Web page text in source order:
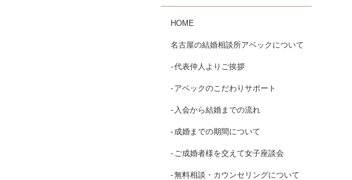
HOME
名古屋の結婚相談所アベックについて
代表仲人よりご挨拶
アベックのこだわりサポート
入会から結婚までの流れ
成婚までの期間について
ご成婚者様を交えて女子座談会
無料相談・カウンセリングについて